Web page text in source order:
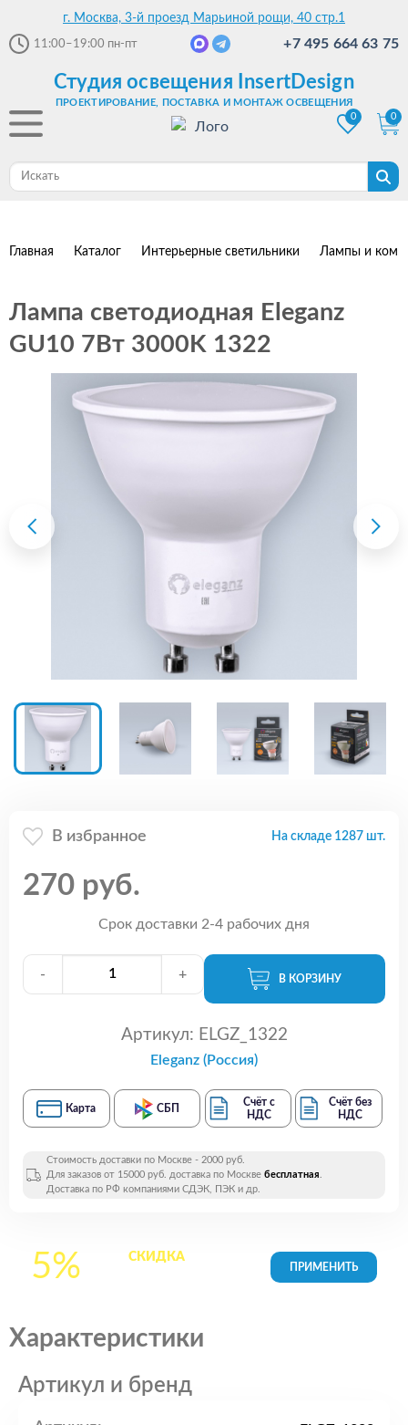
г. Москва, 3-й проезд Марьиной рощи, 40 стр.1
11:00–19:00 пн-пт +7 495 664 63 75
Студия освещения InsertDesign
ПРОЕКТИРОВАНИЕ, ПОСТАВКА И МОНТАЖ ОСВЕЩЕНИЯ
0
0
Главная Каталог Интерьерные светильники Лампы и
Лампа светодиодная Eleganz
GU10 7Вт 3000K 1322
В избранное На складе 1287 шт.
270 руб.
Срок доставки 2-4 рабочих дня
- + В КОРЗИНУ
Артикул: ELGZ_1322
Eleganz (Россия)
Карта СБП
Счёт с
НДС
Счёт без
НДС
Стоимость доставки по Москве - 2000 руб.
Для заказов от 15000 руб. доставка по Москве бесплатная.
Доставка по РФ компаниями СДЭК, ПЭК и др.
5% СКИДКАна все
Характеристики
Артикул и бренд